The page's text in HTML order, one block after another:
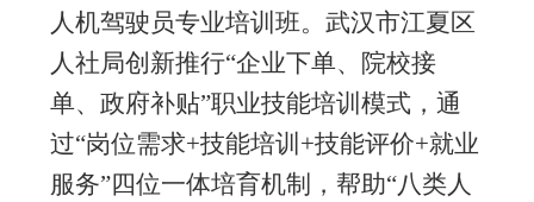
人机驾驶员专业培训班。 武汉市江夏区
人社局创新推行“企业下单、院校接
单、政府补贴”职业技能培训模式，通
过“岗位需求+技能培训 +技能评价+就业
服务”四位一体培育机制，帮助“八类人